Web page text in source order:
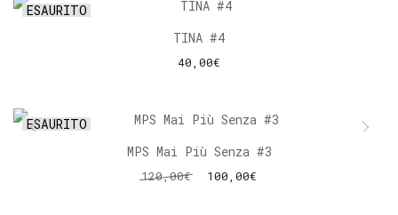
ESAURITO
TINA #4
40,00€
ESAURITO
MPS Mai Più Senza #3
120,00€ 100,00€